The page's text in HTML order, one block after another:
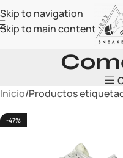
Skip to navigation
Skip to main content
Inicio Productos
-47%